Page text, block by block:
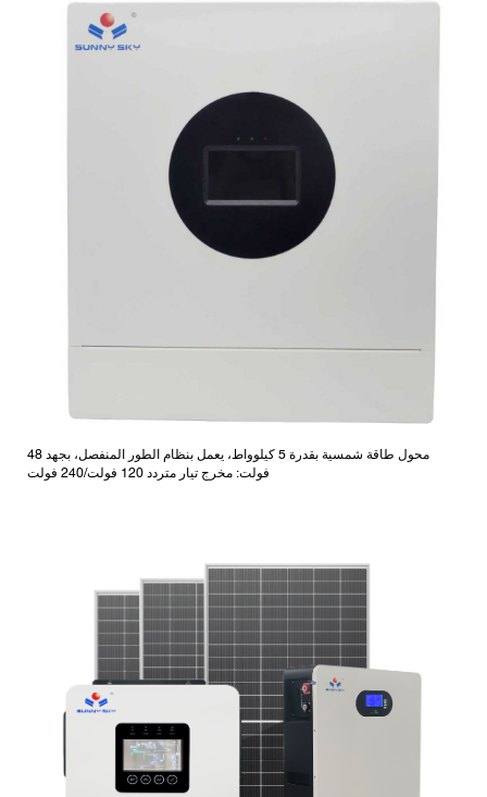
محول طاقة شمسية بقدرة 5 كيلوواط، يعمل بنظام الطور المنفصل، بجهد 48
فولت: مخرج تيار متردد 120 فولت/240 فولت